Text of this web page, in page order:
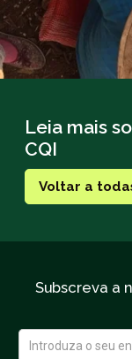
Leia mais
CQI
Voltar a
Subscreva a